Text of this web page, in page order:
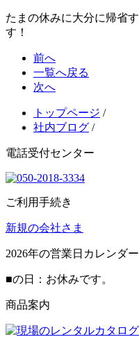
たまの休みに大分に帰省
す！
前へ
一覧へ戻る
次へ
トップページ /
社内ブログ /
電話受付センター
ご利用手続き
新規の会社さま
2026年の営業日カレンダー
■の日：お休みです。
商品案内